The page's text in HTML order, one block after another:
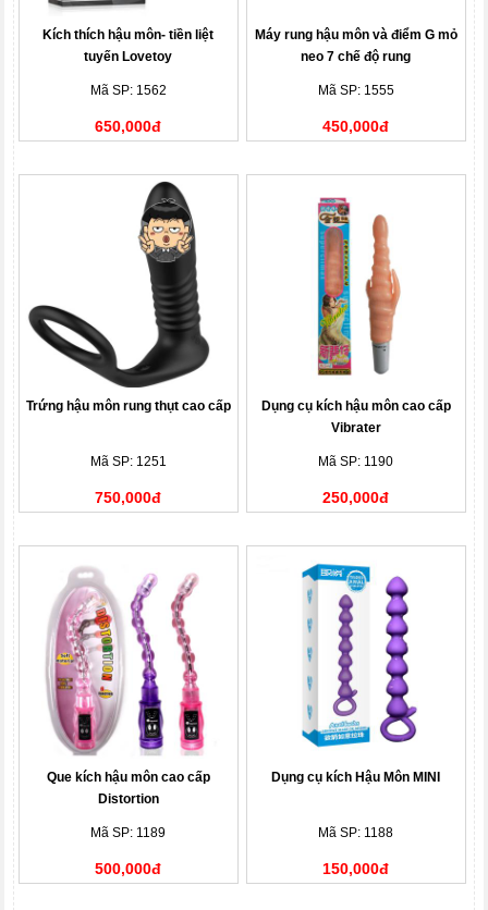
Kích thích hậu môn- tiền liệt
tuyến Lovetoy
Mã SP: 1562
650,000đ
Máy rung hậu môn và điểm G mỏ
neo 7 chế độ rung
Mã SP: 1555
450,000đ
Trứng hậu môn rung thụt cao cấp
Mã SP: 1251
750,000đ
Dụng cụ kích hậu môn cao cấp
Vibrater
Mã SP: 1190
250,000đ
Que kích hậu môn cao cấp
Distortion
Mã SP: 1189
500,000đ
Dụng cụ kích Hậu Môn MINI
Mã SP: 1188
150,000đ